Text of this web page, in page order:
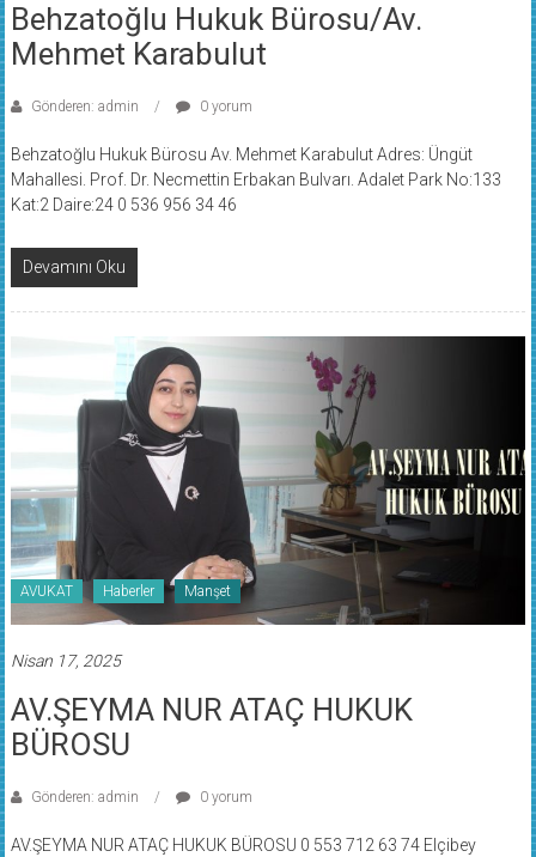
Behzatoğlu Hukuk Bürosu/Av.
Mehmet Karabulut
Gönderen: admin 0 yorum
Behzatoğlu Hukuk Bürosu Av. Mehmet Karabulut Adres: Üngüt
Mahallesi. Prof. Dr. Necmettin Erbakan Bulvarı. Adalet Park No:133
Kat:2 Daire:24 0 536 956 34 46
Devamını Oku
AVUKAT Haberler Manşet
Nisan 17, 2025
AV.ŞEYMA NUR ATAÇ HUKUK
BÜROSU
Gönderen: admin 0 yorum
AV.ŞEYMA NUR ATAÇ HUKUK BÜROSU 0 553 712 63 74 Elçibey